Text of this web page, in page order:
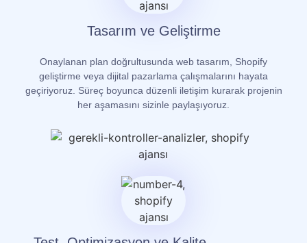
Tasarım ve Geliştirme
Onaylanan plan doğrultusunda web tasarım, Shopify
geliştirme veya dijital pazarlama çalışmalarını hayata
geçiriyoruz. Süreç boyunca düzenli iletişim kurarak projenin
her aşamasını sizinle paylaşıyoruz.